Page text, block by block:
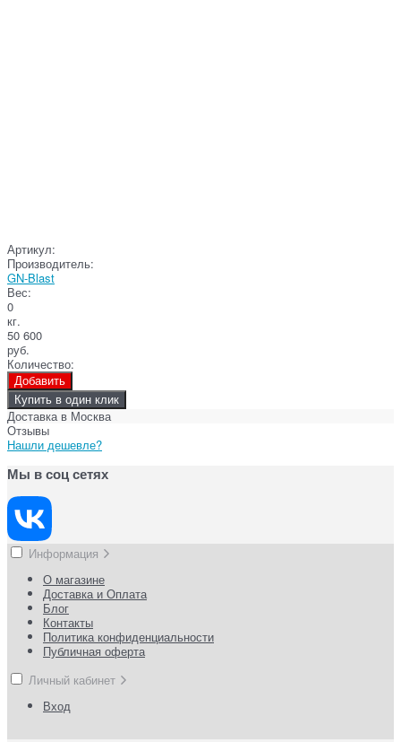
Артикул:
Производитель:
GN-Blast
Вес:
0
кг.
50 600
руб.
Количество:
Добавить
Купить в один клик
Доставка в Москва
Отзывы
Нашли дешевле?
Мы в соц сетях
Информация
О магазине
Доставка и Оплата
Блог
Контакты
Политика конфиденциальности
Публичная оферта
Личный кабинет
Вход